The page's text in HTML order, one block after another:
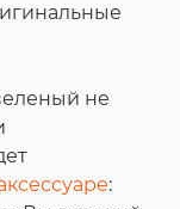
не
: